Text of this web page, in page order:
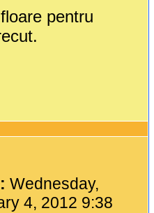
pentru
Wednesday,
4, 2012 9:38